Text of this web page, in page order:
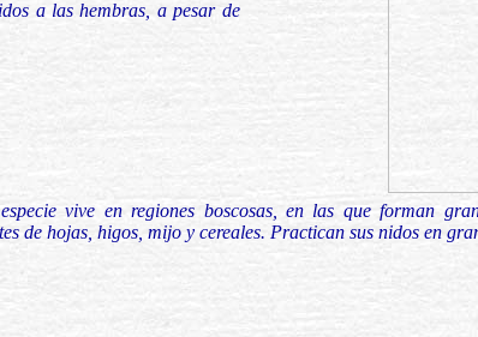
a las hembras, a pesar de
vive en regiones boscosas, en las que forman
de hojas, higos, mijo y cereales. Practican sus nidos en